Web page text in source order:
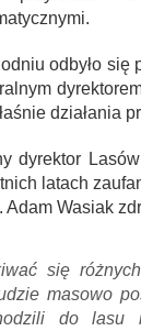
odbyło
działania
dyrektor
latach
Adam Wasiak
się
masowo
do lasu